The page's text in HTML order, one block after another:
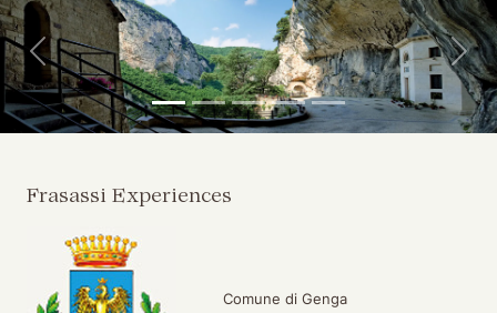
Indietro
Frasassi Experiences
Comune di Genga